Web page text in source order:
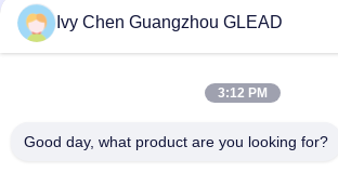
denrées
Ivy Chen Guangzhou GLEAD
3:12 PM
Good day, what product are you looking for?